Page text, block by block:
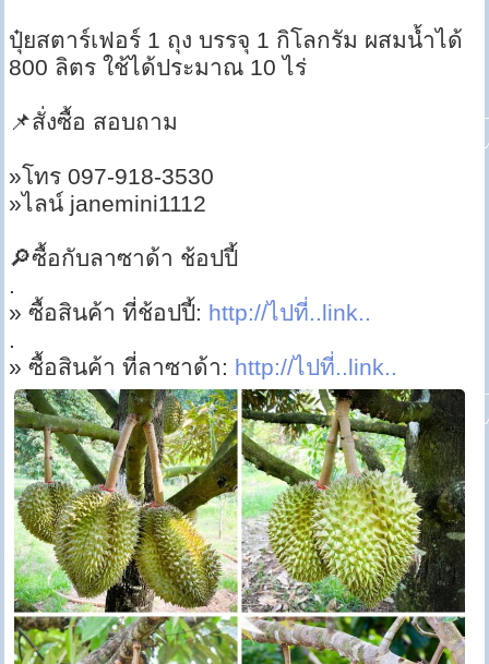
ปุ๋ยสตาร์เฟอร์ 1 ถุง บรรจุ 1 กิโลกรัม ผสมน้ำได้
800 ลิตร ใช้ได้ประมาณ 10 ไร่
📌สั่งซื้อ สอบถาม
»โทร 097-918-3530
»ไลน์ janemini1112
🔎ซื้อกับลาซาด้า ช้อปปี้
.
» ซื้อสินค้า ที่ช้อปปี้: http://ไปที่..link..
.
» ซื้อสินค้า ที่ลาซาด้า: http://ไปที่..link..